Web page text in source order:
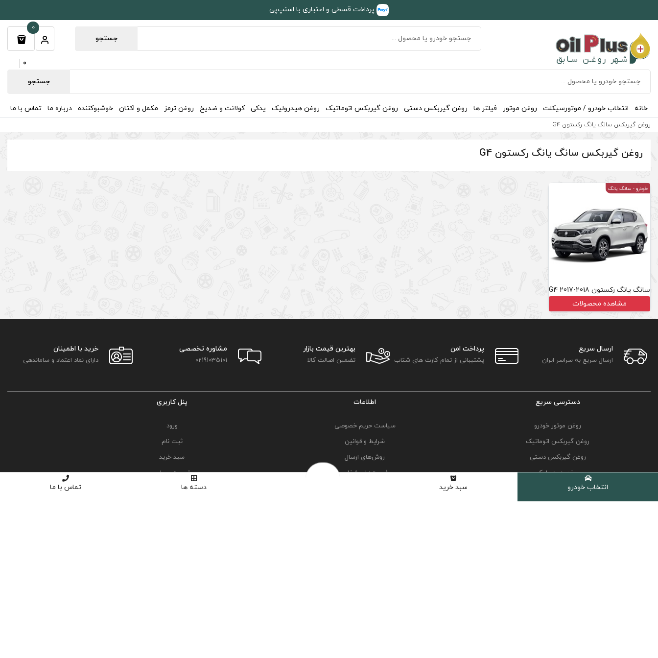
انتخاب خودرو سبد خرید دسته ها تماس با ما
پرداخت قسطی و اعتباری با اسنپ‌پی
جستجو
0
0
جستجو
خانه انتخاب خودرو / موتورسیکلت روغن موتور فیلتر ها روغن گیربکس دستی روغن گیربکس اتوماتیک روغن هیدرولیک یدکی کولانت و ضدیخ روغن ترمز مکمل و اکتان خوشبوکننده درباره ما تماس با ما
روغن گیربکس سانگ یانگ رکستون G4
روغن گیربکس سانگ یانگ رکستون G4
خودرو - سانگ یانگ
سانگ یانگ رکستون G4 2017-2018
مشاهده محصولات
ارسال سریع
ارسال سریع به سراسر ایران
پرداخت امن
پشتیبانی از تمام کارت های شتاب
بهترین قیمت بازار
تضمین اصالت کالا
مشاوره تخصصی
02191035101
خرید با اطمینان
دارای نماد اعتماد و ساماندهی
دسترسی سریع
روغن موتور خودرو
روغن گیربکس اتوماتیک
روغن گیربکس دستی
روغن هیدرولیک
کولانت، ضدیخ و ضدجوش
مکمل و اکتان
اطلاعات
سیاست حریم خصوصی
شرایط و قوانین
روش‌های ارسال
فرصت‌های شغلی
پنل کاربری
ورود
ثبت نام
سبد خرید
تسویه حساب